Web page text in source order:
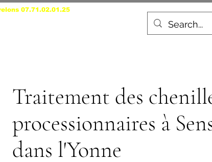
07.71.02.01.25
Traitement des
processionnaires à
dans l'Yonne